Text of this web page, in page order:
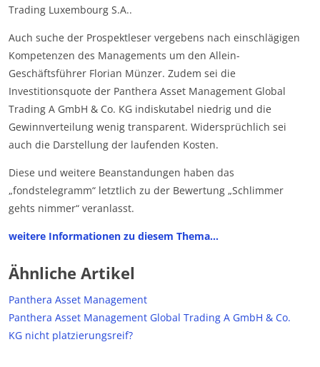
Trading Luxembourg S.A..
Auch suche der Prospektleser vergebens nach einschlägigen
Kompetenzen des Managements um den Allein-
Geschäftsführer Florian Münzer. Zudem sei die
Investitionsquote der Panthera Asset Management Global
Trading A GmbH & Co. KG indiskutabel niedrig und die
Gewinnverteilung wenig transparent. Widersprüchlich sei
auch die Darstellung der laufenden Kosten.
Diese und weitere Beanstandungen haben das
„fondstelegramm“ letztlich zu der Bewertung „Schlimmer
gehts nimmer“ veranlasst.
weitere Informationen zu diesem Thema…
Ähnliche Artikel
Panthera Asset Management
Panthera Asset Management Global Trading A GmbH & Co.
KG nicht platzierungsreif?